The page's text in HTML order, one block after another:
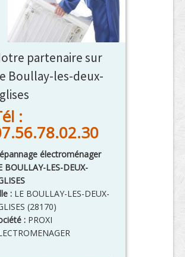
partenaire sur
Boullay-les-deux-
:
électroménager
BOULLAY-LES-DEUX-
: LE BOULLAY-LES-DEUX-
(28170)
: PROXI